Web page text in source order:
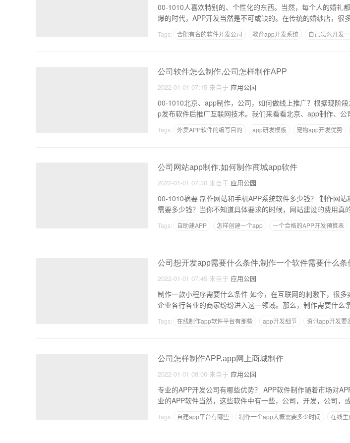
00-1010人喜欢特别的、个性化的东西。当然，每个人的婚礼
爆的时代，APP开发当然是不可或缺的。在传统的婚纱店，很
Tags: 合肥有名的软件开发公司 教育app开发系统 自己怎么开发
公司软件怎么制作,公司怎样制作APP
2022-01-01 07:15 来自于 应用公园
00-1010北京、app制作，公司，如何做线上推广？根据现阶
Tags: 外卖APP软件的编写目的 app研发模板 宠物app开发优势
公司网站app制作,如何制作商城app软件
2022-01-01 07:30 来自于 应用公园
00-1010摘要 制作网站和手机APP系统软件多少钱？ 制作网站和手机APP系统软件多少钱？ 制作网站和移动应用
需要多少钱？当你不知道具体要求的时候，网站建设的费用真
Tags: 自助建APP 怎样创建一个app 一个合格的APP开发预算表
公司想开发app需要什么条件,制作一个软件需要什么条
2022-01-01 07:45 来自于 应用公园
制作一款小程序需要什么条件 如今，在互联网的刺激下，很多
企业各行各业的商家纷纷进入这一领域。那么，制作需要什么
Tags: 在线制作app软件平台有那些 app开发细节 资讯app开发要
公司怎样制作APP,app网上商城制作
2022-01-01 08:00 来自于 应用公园
专业的APP开发公司有哪些优势？ APP软件制作随着市场对
业的APP软件当然，这些软件中有一些，公司，开发，公司，
Tags: 自建app平台有哪些 制作一个app大概需要多少时间 在线